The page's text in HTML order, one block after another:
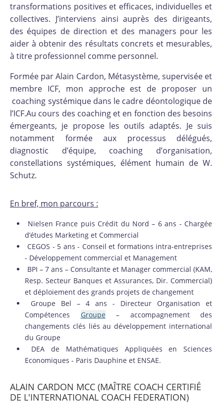
transformations positives et efficaces, individuelles et
collectives. J’interviens ainsi auprès des dirigeants,
des équipes de direction et des managers pour les
aider à obtenir des résultats concrets et mesurables,
à titre professionnel comme personnel.
Formée par Alain Cardon, Métasystème, supervisée et
membre ICF, mon approche est de proposer un
coaching systémique dans le cadre déontologique de
l’ICF.Au cours des coaching et en fonction des besoins
émergeants, je propose les outils adaptés. Je suis
notamment formée aux processus délégués,
diagnostic d’équipe, coaching d’organisation,
constellations systémiques, élément humain de W.
Schutz.
En bref, mon parcours :
Nielsen France puis Crédit du Nord – 6 ans - Chargée
d’études Marketing et Commercial
CEGOS - 5 ans - Conseil et formations intra-entreprises
- Développement commercial et Management
BPI – 7 ans – Consultante et Manager commercial (KAM,
Resp. Secteur Banques et Assurances, Dir. Commercial)
et déploiement des grands projets de changement
Groupe Bel – 4 ans - Directeur Organisation et
Compétences Groupe– accompagnement des
changements clés liés au développement international
du Groupe
DEA de Mathématiques Appliquées en Sciences
Economiques - Paris Dauphine et ENSAE.
ALAIN CARDON MCC (MAÎTRE COACH CERTIFIÉ
DE L'INTERNATIONAL COACH FEDERATION)